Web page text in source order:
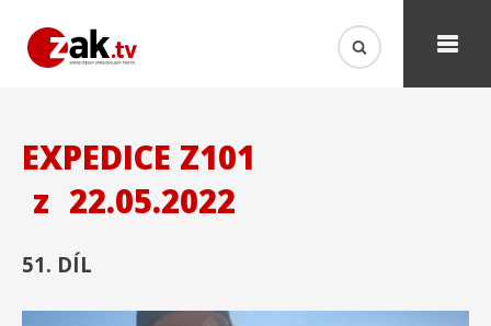
EXPEDICE Z101
z 22.05.2022
51. DÍL